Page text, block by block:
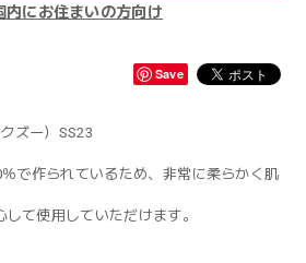
内にお住まいの方向け
Save
ズー）SS23
で作られているため、非常に柔らかく肌
て使用していただけます。